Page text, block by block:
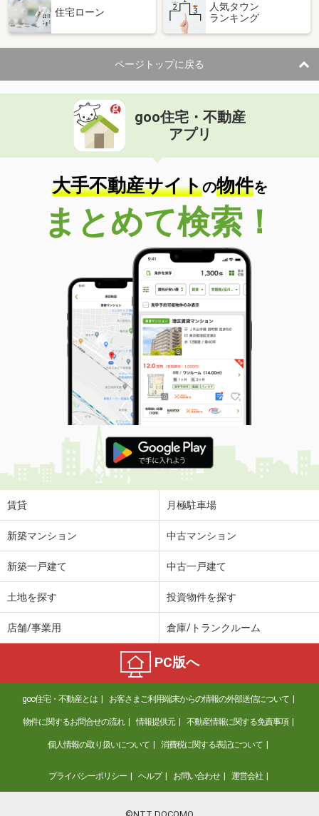
住宅ローン
人気タウン
ランキング
ページトップに戻る
goo住宅・不動産
アプリ
大手不動産サイトの物件を
まとめて検索！
賃貸 月極駐車場
新築マンション 中古マンション
新築一戸建て 中古一戸建て
土地を探す 投資物件を探す
店舗/事業用 倉庫/トランクルーム
PC版へ
goo住宅・不動産とは お客さまご利用端末からの情報の外部送信について
物件に関するお問合せの流れ 情報提供元 不動産情報に関する免責事項
個人情報の取り扱いについて 消費税に関する表記について
プライバシーポリシー ヘルプ お問い合わせ 運営会社